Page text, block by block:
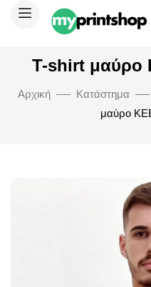
T-shirt μαύρο
Αρχική Κατάστημα
μαύρο